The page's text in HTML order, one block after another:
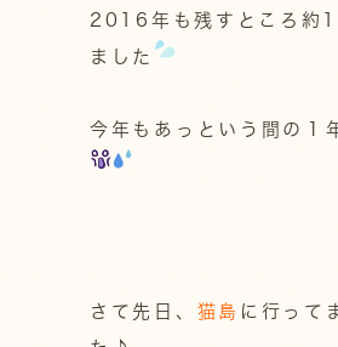
2016年も残すところ約1
ました
今年もあっという間の１
さて先日、 猫島 に行って